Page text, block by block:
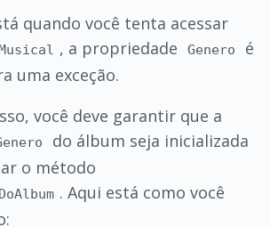
quando você tenta acessar
, a propriedade Genero
é
uma exceção.
você deve garantir que a
do álbum seja inicializada
o método
. Aqui está como você